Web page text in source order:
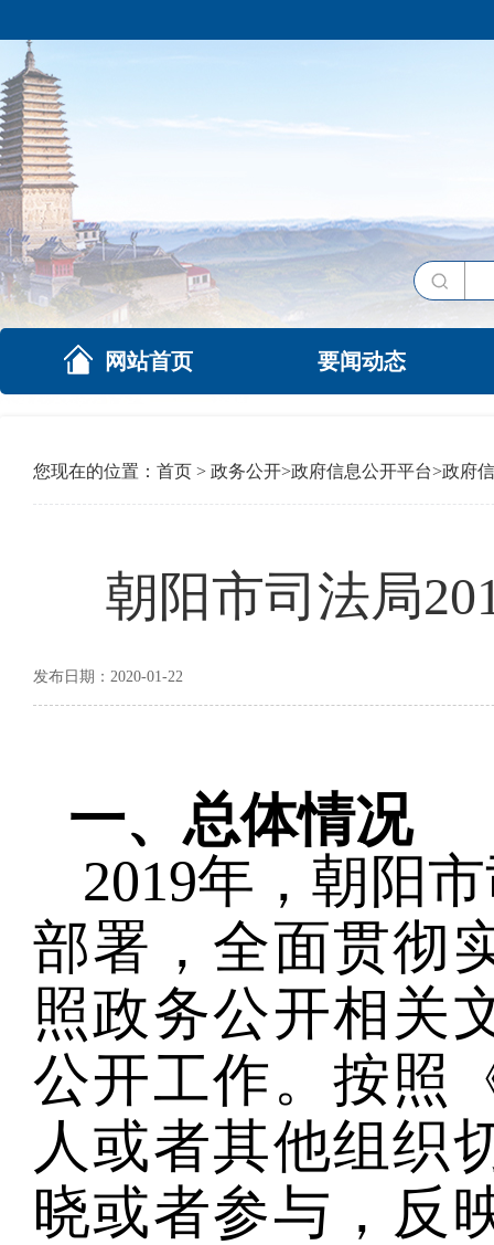
网站首页 要闻动态
您现在的位置： 首页 > 政务公开>政府信息公开平台>政府
朝阳市司法局
发布日期：2020-01-22
一、总体情况
2019年，朝阳
部署，全面贯彻
照政务公开相关
公开工作。按照
人或者其他组织
晓或者参与，反